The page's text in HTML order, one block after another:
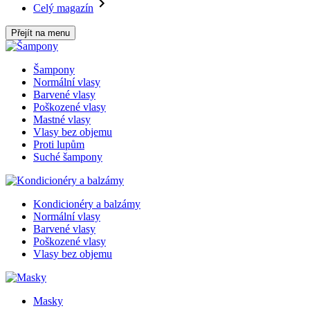
Celý magazín
Přejít na menu
Šampony
Normální vlasy
Barvené vlasy
Poškozené vlasy
Mastné vlasy
Vlasy bez objemu
Proti lupům
Suché šampony
Kondicionéry a balzámy
Normální vlasy
Barvené vlasy
Poškozené vlasy
Vlasy bez objemu
Masky